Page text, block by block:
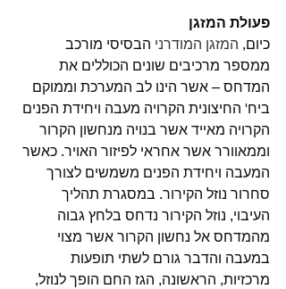
פעולת המזגן
כיום, המזגן המודרני הבסיסי מורכב
ממספר מרכיבים שונים הכוללים את
המדחס – אשר הינו לב המערכת וממוקם
ביח' החיצונית הקרויה מעבה ויחידת הפנים
הקרויה מאייד אשר בנויה מנחשון הקרור
וממאוורר אשר אחראי לפיזור האויר. כאשר
המעבה ויחידת הפנים משמשים לצורך
סחרור נוזל הקירור. במסגרת תהליך
העיבוי, נוזל הקירור נדחס בלחץ גבוה
מהמדחס אל נחשון הקרור אשר מצוי
במעבה והדבר גורם לשתי תופעות
מרכזיות, הראשונה, הגז החם הופך לנוזל,